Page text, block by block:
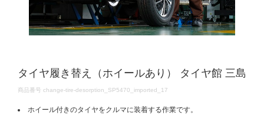
タイヤ履き替え（ホイールあり） タイヤ館 三島
DETAILS
商品番号 change-tire-desorption_SP5470_imported_17
ホイール付きのタイヤをクルマに装着する作業です。